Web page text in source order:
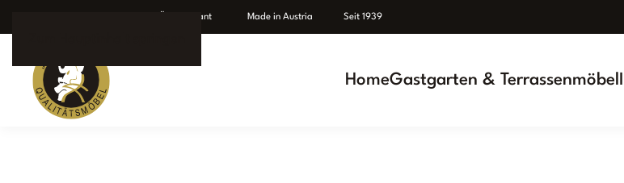
ber Elefant Made in Austria Seit 1939
HomeGastgarten & Terrassenmöbel